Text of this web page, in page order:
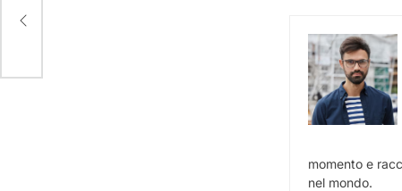
momento e
nel mondo.